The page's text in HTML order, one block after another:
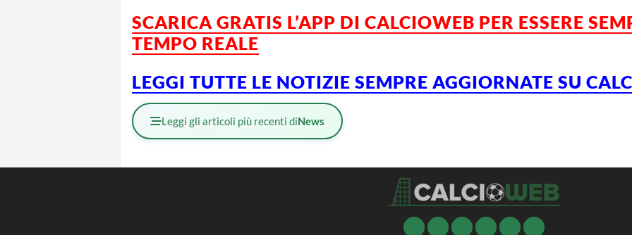
SCARICA GRATIS L’APP DI CALCIOWEB PER ESSERE
TEMPO REALE
LEGGI TUTTE LE NOTIZIE SEMPRE AGGIORNATE SU
Leggi gli articoli più recenti diNews